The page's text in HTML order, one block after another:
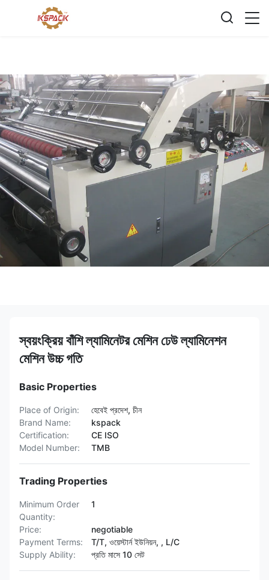
স্বয়ংক্রিয় বাঁশি ল্যামিনেটর মেশিন ঢেউ ল্যামিনেশন
মেশিন উচ্চ গতি
Basic Properties
Place of Origin:
হেবেই প্রদেশ, চীন
Brand Name:
kspack
Certification:
CE ISO
Model Number:
TMB
Trading Properties
Minimum Order
Quantity:
1
Price:
negotiable
Payment Terms:
T/T, ওয়েস্টার্ন ইউনিয়ন, , L/C
Supply Ability:
প্রতি মাসে 10 সেট